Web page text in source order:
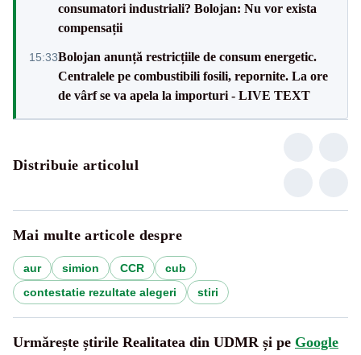
consumatori industriali? Bolojan: Nu vor exista
compensații
15:33Bolojan anunță restricțiile de consum energetic.
Centralele pe combustibili fosili, repornite. La ore
de vârf se va apela la importuri - LIVE TEXT
Distribuie articolul
Mai multe articole despre
aur simion CCR
cub
contestatie rezultate alegeri
stiri
Urmărește știrile Realitatea din UDMR și pe Google